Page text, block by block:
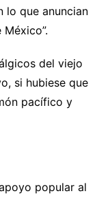
lo que anuncian
del viejo
si hubiese que
pacífico y
popular al